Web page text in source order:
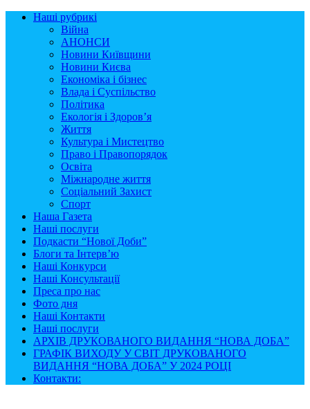
Наші рубрикі
Війна
АНОНСИ
Новини Київщини
Новини Києва
Економіка і бізнес
Влада і Суспільство
Політика
Екологія і Здоров’я
Життя
Культура і Мистецтво
Право і Правопорядок
Освіта
Міжнародне життя
Соціальний Захист
Спорт
Наша Газета
Наші послуги
Подкасти “Нової Доби”
Блоги та Інтерв’ю
Наші Конкурси
Наші Консультації
Преса про нас
Фото дня
Наші Контакти
Наші послуги
АРХІВ ДРУКОВАНОГО ВИДАННЯ “НОВА ДОБА”
ГРАФІК ВИХОДУ У СВІТ ДРУКОВАНОГО
ВИДАННЯ “НОВА ДОБА” У 2024 РОЦІ
Контакти: